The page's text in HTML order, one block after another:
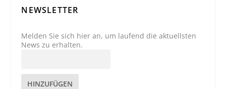
NEWSLETTER
Melden Sie sich hier an, um laufend die aktuellsten
News zu erhalten.
HINZUFÜGEN